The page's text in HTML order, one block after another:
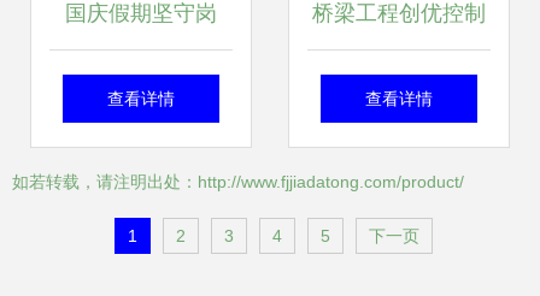
国庆假期坚守岗
位，天鑫未来社区
查看详情
桥梁工程创优控制
施工方法解析 一看
查看详情
如若转载，请注明出处：http://www.fjjiadatong.com/product/
1 2 3 4 5 下一页